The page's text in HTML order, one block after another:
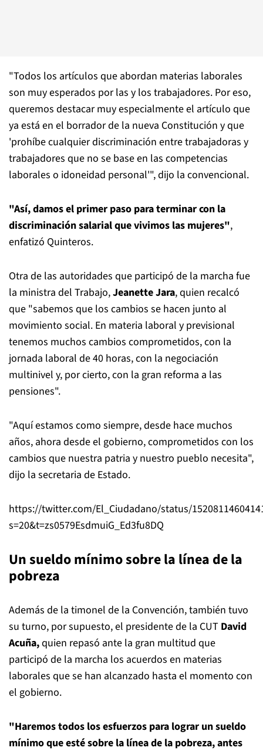
"Todos los artículos que abordan materias laborales
son muy esperados por las y los trabajadores. Por eso,
queremos destacar muy especialmente el artículo que
ya está en el borrador de la nueva Constitución y que
'prohíbe cualquier discriminación entre trabajadoras y
trabajadores que no se base en las competencias
laborales o idoneidad personal'", dijo la convencional.
"Así, damos el primer paso para terminar con la
discriminación salarial que vivimos las mujeres",
enfatizó Quinteros.
Otra de las autoridades que participó de la marcha fue
la ministra del Trabajo,Jeanette Jara, quien recalcó
que "sabemos que los cambios se hacen junto al
movimiento social. En materia laboral y previsional
tenemos muchos cambios comprometidos, con la
jornada laboral de 40 horas, con la negociación
multinivel y, por cierto, con la gran reforma a las
pensiones".
"Aquí estamos como siempre, desde hace muchos
años, ahora desde el gobierno, comprometidos con los
cambios que nuestra patria y nuestro pueblo necesita",
dijo la secretaria de Estado.
https://twitter.com/El_Ciudadano/status/
s=20&t=zs0579EsdmuiG_Ed3fu8DQ
Un sueldo mínimo sobre la línea de la
pobreza
Además de la timonel de la Convención, también tuvo
su turno, por supuesto, el presidente de la CUT David
Acuña,quien repasó ante la gran multitud que
participó de la marcha los acuerdos en materias
laborales que se han alcanzado hasta el momento con
el gobierno.
"Haremos todos los esfuerzos para lograr un sueldo
mínimo que esté sobre la línea de la pobreza, antes